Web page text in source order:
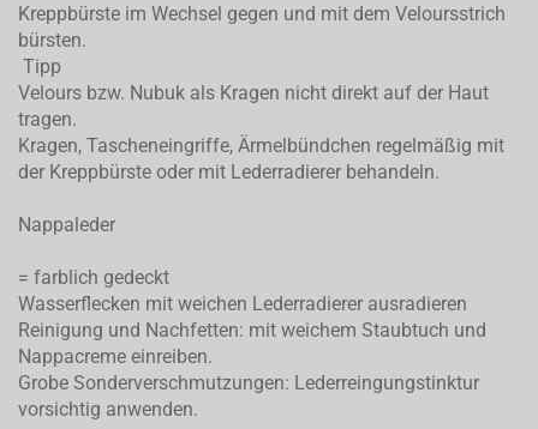
Kreppbürste im Wechsel gegen und mit dem Veloursstrich
bürsten.
Tipp
Velours bzw. Nubuk als Kragen nicht direkt auf der Haut
tragen.
Kragen, Tascheneingriffe, Ärmelbündchen regelmäßig mit
der Kreppbürste oder mit Lederradierer behandeln.
Nappaleder
= farblich gedeckt
Wasserflecken mit weichen Lederradierer ausradieren
Reinigung und Nachfetten: mit weichem Staubtuch und
Nappacreme einreiben.
Grobe Sonderverschmutzungen: Lederreingungstinktur
vorsichtig anwenden.